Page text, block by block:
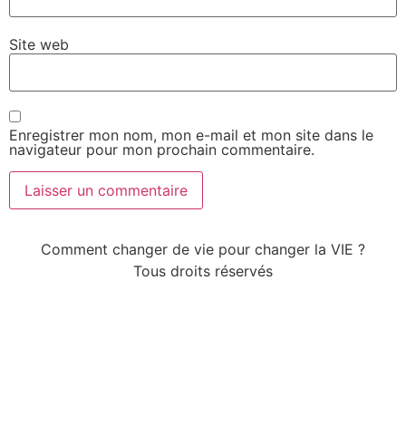
Site web
Enregistrer mon nom, mon e-mail et mon site dans le
navigateur pour mon prochain commentaire.
Comment changer de vie pour changer la VIE ?
Tous droits réservés